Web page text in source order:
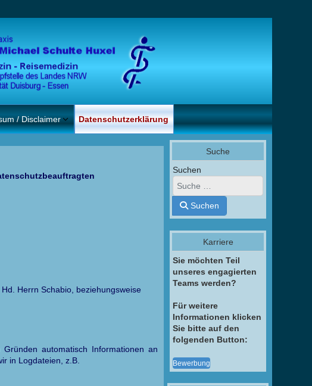
/ Disclaimer Datenschutzerklärung
Herrn Schabio, beziehungsweise
automatisch Informationen an
in Logdateien, z.B.
Suche
Suchen
Suchen
Karriere
Sie möchten Teil
unseres engagierten
Teams werden?
Für weitere
Informationen klicken
Sie bitte auf den
folgenden Button:
Bewerbung